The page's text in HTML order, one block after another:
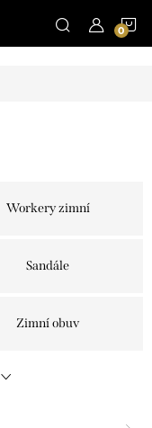
Workery zimní
Sandále
Zimní obuv
Workery letní